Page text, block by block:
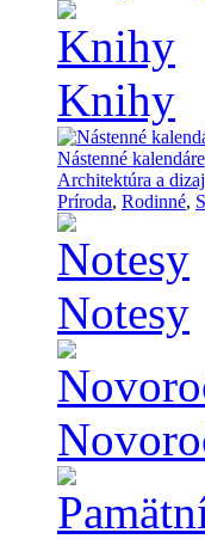
Knihy
Nástenné kalendáre
Architektúra a
Príroda, Rodinné,
Notesy